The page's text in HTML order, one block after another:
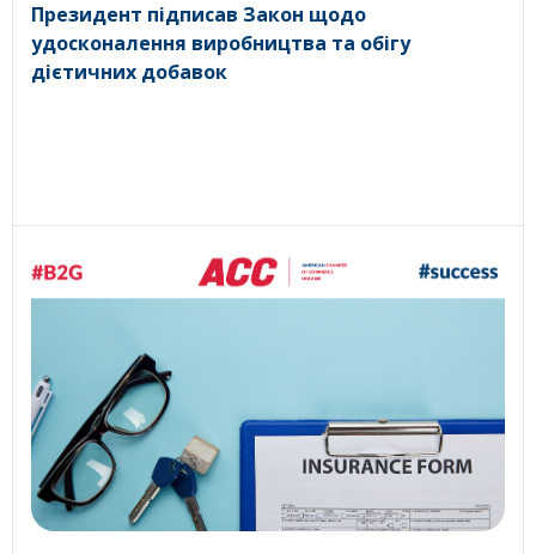
Президент підписав Закон щодо
удосконалення виробництва та обігу
дієтичних добавок